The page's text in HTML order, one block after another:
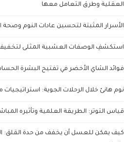
العقلية وطرق التعامل معها
الأسرار المثبتة لتحسين عادات النوم وصحة
استكشفِ الوصفات العشبية المثلى لتخفيف
فوائد الشاي الأخضر في تفتيح البشرة
نوم هانئ خلال الرحلات الجوية: استراتيجيات
قياس التوتر: الطريقة العلمية وتأثيره
كيف يمكن للعسل أن يخفف من حدة القلق: